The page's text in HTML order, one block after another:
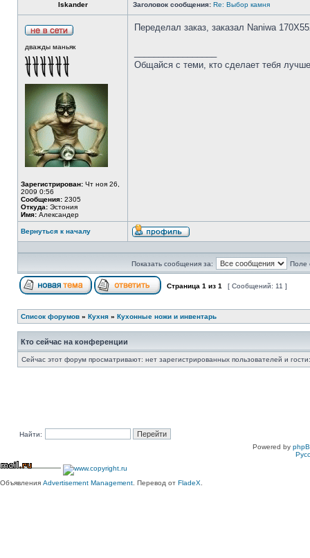
Iskander Заголовок сообщения: Re: Выбор камня
дважды маньяк
Зарегистрирован: Чт ноя 26,
2009 0:56
Сообщения: 2305
Откуда: Эстония
Имя: Александер
Переделал заказ, заказал Naniwa
Общайся с теми, кто сделает тебя
Вернуться к началу
Показать сообщения за: Поле
Страница 1 из 1 [ Сообщений: 11 ]
Список форумов » Кухня » Кухонные ножи и инвентарь
Кто сейчас на конференции
Сейчас этот форум просматривают: нет зарегистрированных пользователей и
Найти:
Powered by
Объявления Advertisement Management . Перевод от FladeX